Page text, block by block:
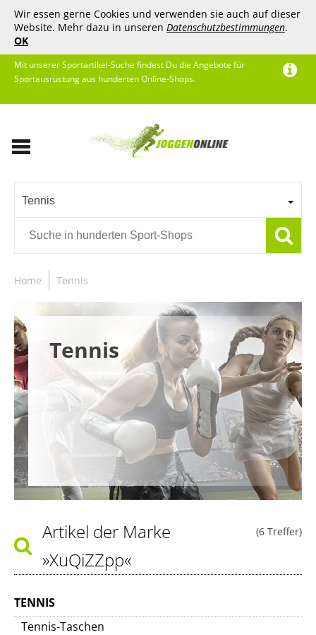
Wir essen gerne Cookies und verwenden sie auch auf dieser
Website. Mehr dazu in unseren Datenschutzbestimmungen.
OK
Mit unserer Sportartikel-Suche findest Du die Angebote für
Sportausrüstung aus hunderten Online-Shops.
Tennis
Home Tennis
Tennis
(6 Treffer)
Artikel der Marke
»XuQiZZpp«
TENNIS
Tennis-Taschen